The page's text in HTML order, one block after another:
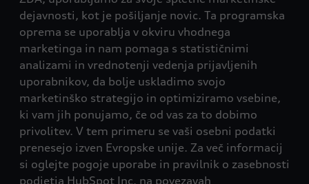
dejavnosti, kot je pošiljanje novic. Ta programska
oprema se uporablja v okviru vhodnega
marketinga in nam pomaga s statističnimi
analizami in vrednotenji vedenja prijavljenih
uporabnikov, da bolje uskladimo svojo
marketinško strategijo in optimiziramo vsebine,
ki vam jih ponujamo, če od vas za to dobimo
privolitev. V tem primeru se vaši osebni podatki
prenesejo izven Evropske unije. Za več informacij
si oglejte pogoje uporabe in pravilnik o zasebnosti
podjetja HubSpot Inc. na povezavah